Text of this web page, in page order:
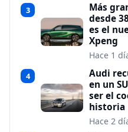
3
Más
desde
es el
Xpeng
Hace 1
4
Audi
en un
ser el
historia
Hace 2